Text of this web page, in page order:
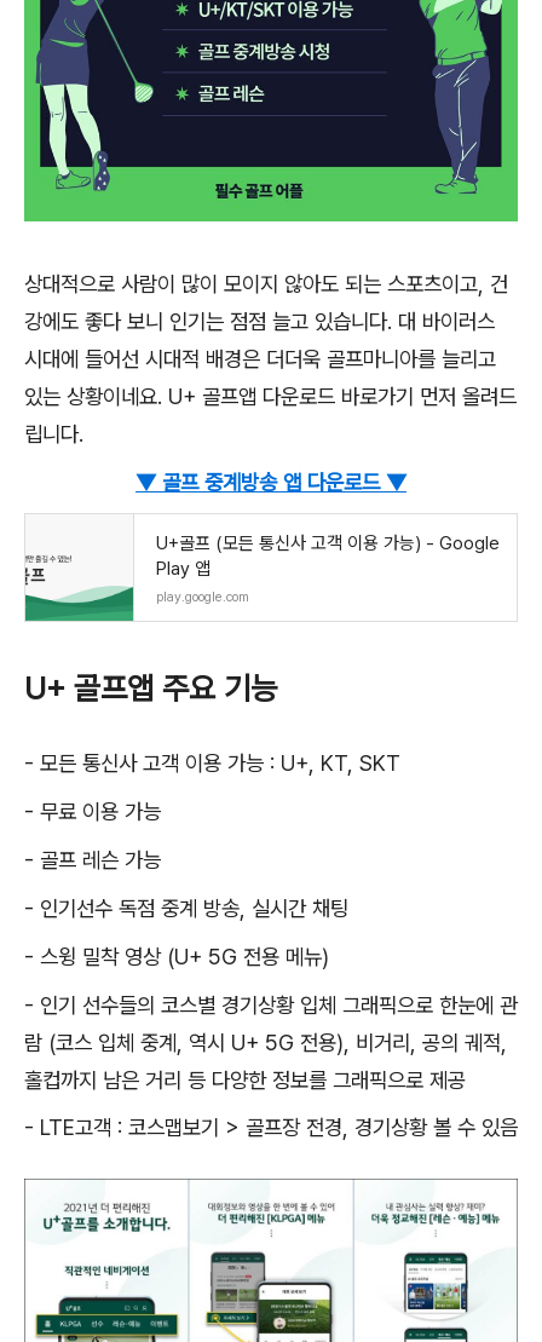
상대적으로 사람이 많이 모이지 않아도 되는 스포츠이고, 건
강에도 좋다 보니 인기는 점점 늘고 있습니다. 대 바이러스
시대에 들어선 시대적 배경은 더더욱 골프마니아를 늘리고
있는 상황이네요. U+ 골프앱 다운로드 바로가기 먼저 올려드
립니다.
▼골프 중계방송 앱 다운로드 ▼
U+골프 (모든 통신사 고객 이용 가능) - Google
Play 앱
play.google.com
U+ 골프앱 주요 기능
- 모든 통신사 고객 이용 가능 : U+, KT, SKT
- 무료 이용 가능
- 골프 레슨 가능
- 인기선수 독점 중계 방송, 실시간 채팅
- 스윙 밀착 영상 (U+ 5G 전용 메뉴)
- 인기 선수들의 코스별 경기상황 입체 그래픽으로 한눈에 관
람 (코스 입체 중계, 역시 U+ 5G 전용), 비거리, 공의 궤적,
홀컵까지 남은 거리 등 다양한 정보를 그래픽으로 제공
- LTE고객 : 코스맵보기 > 골프장 전경, 경기상황 볼 수 있음